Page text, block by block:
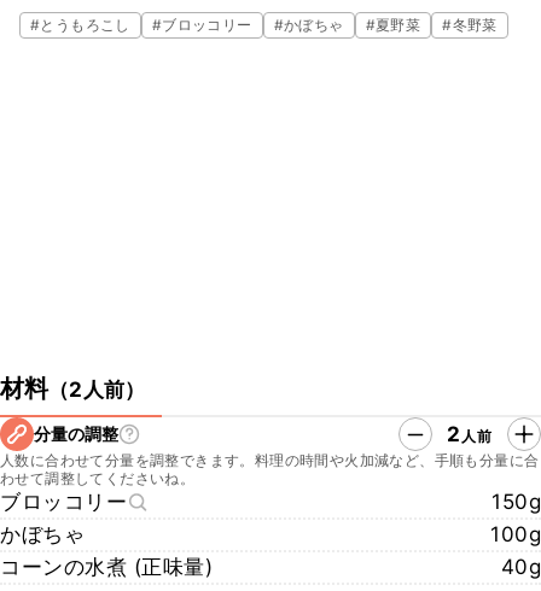
#とうもろこし #ブロッコリー #かぼちゃ #夏野菜 #冬野菜
材料（2人前）
分量の調整 2 人前
人数に合わせて分量を調整できます。料理の時間や火加減など、手順も分量に合
わせて調整してくださいね。
ブロッコリー
150g
かぼちゃ
100g
コーンの水煮 (正味量)
40g